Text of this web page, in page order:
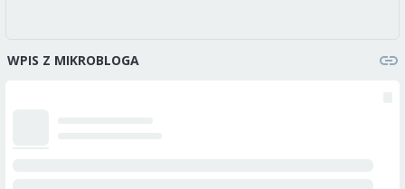
WPIS Z MIKROBLOGA